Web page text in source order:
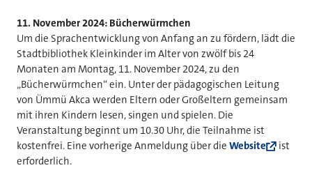
11. November 2024: Bücherwürmchen
Um die Sprachentwicklung von Anfang an zu fördern, lädt die
Stadtbibliothek Kleinkinder im Alter von zwölf bis 24
Monaten am Montag, 11. November 2024, zu den
„Bücherwürmchen“ ein. Unter der pädagogischen Leitung
von Ümmü Akca werden Eltern oder Großeltern gemeinsam
mit ihren Kindern lesen, singen und spielen. Die
Veranstaltung beginnt um 10.30 Uhr, die Teilnahme ist
kostenfrei. Eine vorherige Anmeldung über die Website
ist
erforderlich.